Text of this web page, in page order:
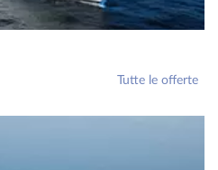
Tutte le offerte